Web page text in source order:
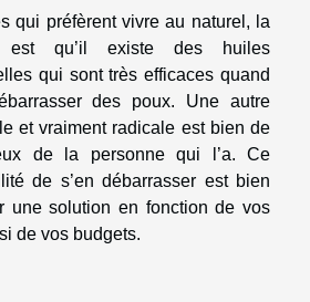
qui préfèrent vivre au naturel, la
est qu’il existe des huiles
qui sont très efficaces quand
des poux. Une autre
et vraiment radicale est bien de
de la personne qui l’a. Ce
de s’en débarrasser est bien
une solution en fonction de vos
de vos budgets.